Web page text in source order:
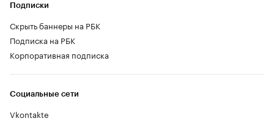
Социальные сети
Vkontakte
Подписки
Скрыть баннеры на РБК
Подписка на РБК
Корпоративная подписка